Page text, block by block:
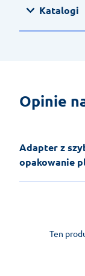
Katalogi
Opinie
Adapter z
opakowanie
Ten